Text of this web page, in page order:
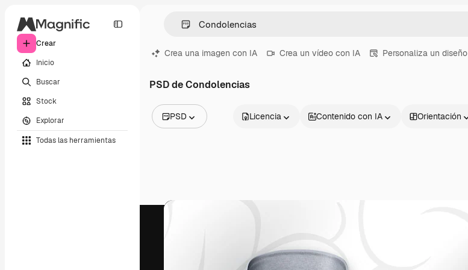
Crear
Inicio
Buscar
Stock
Explorar
Todas las herramientas
Crea una imagen con IA Crea un vídeo con IA Personaliza un diseño
PSD de Condolencias
PSD
Vídeos
Licencia Contenido con IA Orientación